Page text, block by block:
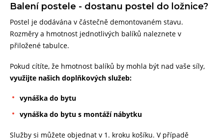
Balení postele - dostanu postel do ložnice?
Postel je dodávána v částečně demontovaném stavu.
Rozměry a hmotnost jednotlivých balíků naleznete v
přiložené tabulce.
Pokud cítíte, že hmotnost balíků by mohla být nad vaše síly,
využijte našich doplňkových služeb:
vynáška do bytu
vynáška do bytu s montáží nábytku
Služby si můžete objednat v 1. kroku košíku. V případě